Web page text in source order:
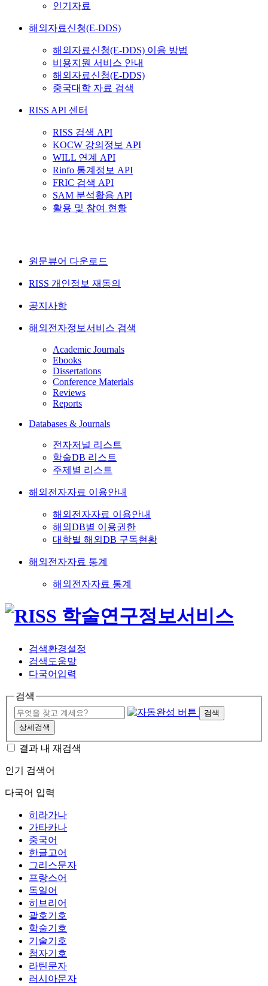
인기자료
해외자료신청(E-DDS)
해외자료신청(E-DDS) 이용 방법
비용지원 서비스 안내
해외자료신청(E-DDS)
중국대학 자료 검색
RISS API 센터
RISS 검색 API
KOCW 강의정보 API
WILL 연계 API
Rinfo 통계정보 API
FRIC 검색 API
SAM 분석활용 API
활용 및 참여 현황
원문뷰어 다운로드
RISS 개인정보 재동의
공지사항
해외전자정보서비스 검색
Academic Journals
Ebooks
Dissertations
Conference Materials
Reviews
Reports
Databases & Journals
전자저널 리스트
학술DB 리스트
주제별 리스트
해외전자자료 이용안내
해외전자자료 이용안내
해외DB별 이용권한
대학별 해외DB 구독현황
해외전자자료 통계
해외전자자료 통계
검색환경설정
검색도움말
다국어입력
검색
검색
상세검색
결과 내 재검색
인기 검색어
다국어 입력
히라가나
가타카나
중국어
한글고어
그리스문자
프랑스어
독일어
히브리어
괄호기호
학술기호
기술기호
첨자기호
라틴문자
러시아문자